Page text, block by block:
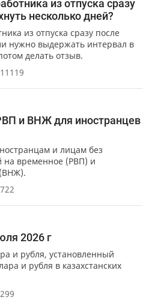
из отпуска сразу
несколько дней?
из отпуска сразу после
нужно выдержать интервал в
делать отзыв.
11119
и ВНЖ для иностранцев
и лицам без
на временное (РВП) и
722
2026 г
и рубля, установленный
и рубля в казахстанских
299